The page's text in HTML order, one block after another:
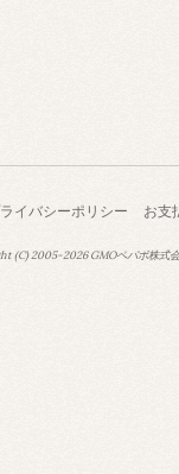
イバシーポリシー お支
(C) 2005-2026GMOペパボ株式